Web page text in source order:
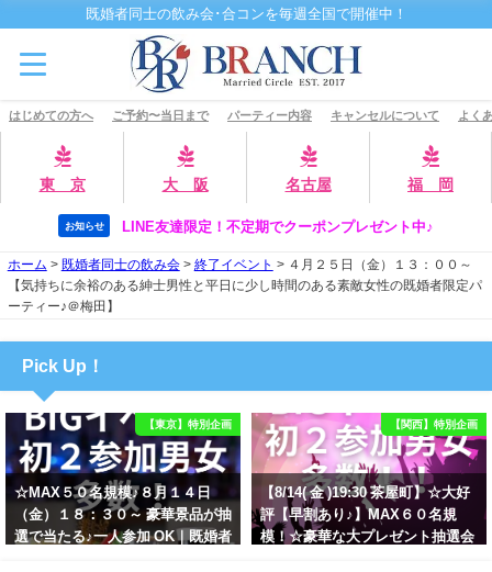
既婚者同士の飲み会･合コンを毎週全国で開催中！
はじめての方へ ご予約〜当日まで パーティー内容 キャンセルについて よく
東 京 大 阪 名古屋 福 岡
お知らせ LINE友達限定！不定期でクーポンプレゼント中♪
ホーム > 既婚者同士の飲み会> 終了イベント > ４月２５日（金）１３：００～
【気持ちに余裕のある紳士男性と平日に少し時間のある素敵女性の既婚者限定パ
ーティー♪＠梅田】
Pick Up！
【東京】特別企画
☆MAX５０名規模♪８月１４日
（金）１８：３０～ 豪華景品が抽
選で当たる♪一人参加 OK｜既婚者
【関西】特別企画
【8/14( 金 )19:30 茶屋町】☆大好
評【早割あり♪】MAX６０名規
模！☆豪華な大プレゼント抽選会